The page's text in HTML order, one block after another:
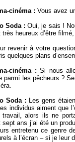
cinéma : Vous avez
Soda :Oui, je sais !
très heureux d’être
revenir à votre
quelques plans
cinéma :Si nous
parmi les pêcheurs ?
Soda : Les gens
individus aiment que
travail, alors ils ne
sept ans j’ai été un
entretenu ce genre
à l’écran – si je leur